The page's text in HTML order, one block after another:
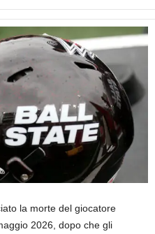
la morte del giocatore
2026, dopo che gli